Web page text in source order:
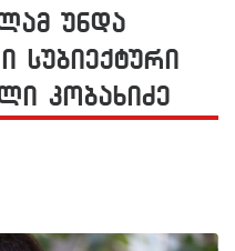
უნდა
სუბიექტური
კობახიძე